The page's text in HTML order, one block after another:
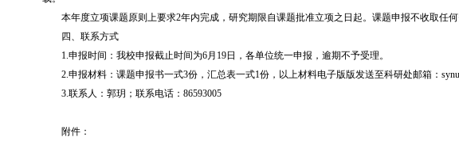
本年度立项课题原则上要求2年内完成，研究期限自课题批准立项之日起。课题申报不收取任何
四、联系方式
1.申报时间：我校申报截止时间为6月19日，各单位统一申报，逾期不予受理。
2.申报材料：课题申报书一式3份，汇总表一式1份，以上材料电子版版发送至科研处邮箱：
3.联系人：郭玥；联系电话：86593005
附件：